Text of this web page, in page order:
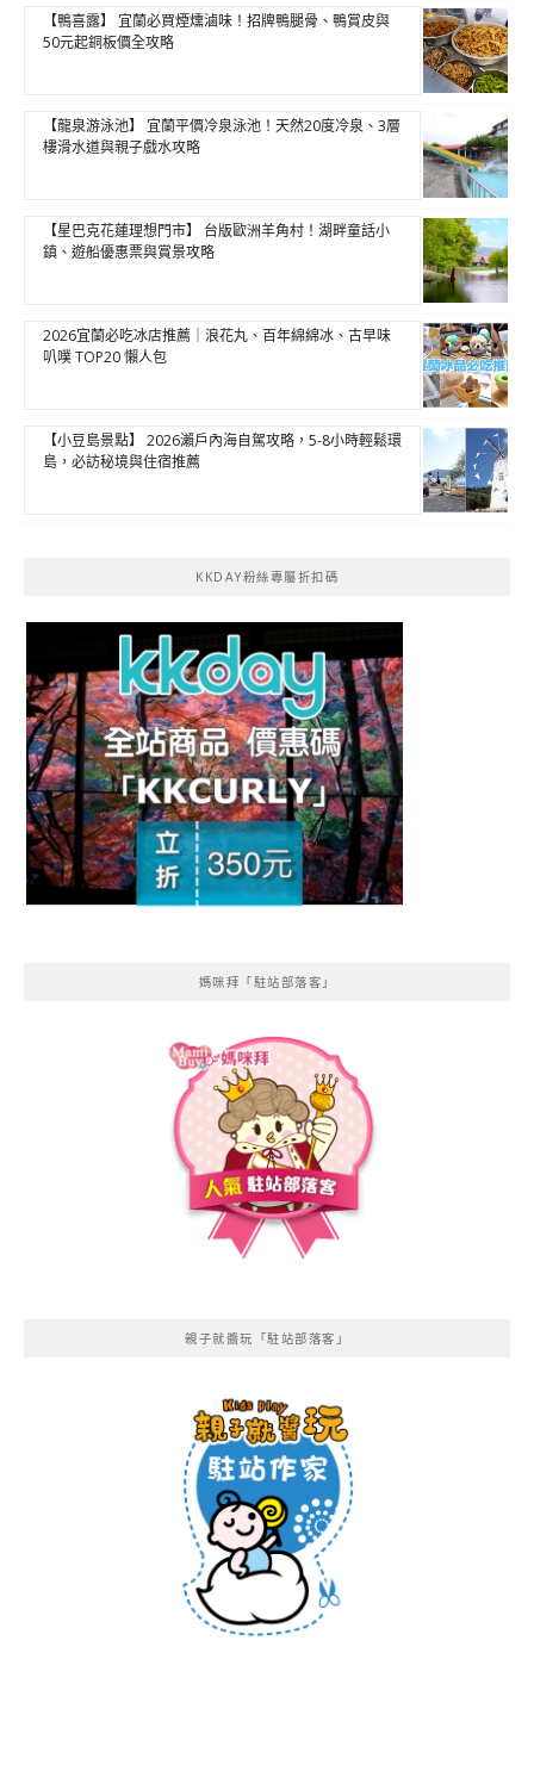
【鴨喜露】 宜蘭必買煙燻滷味！招牌鴨腿骨、鴨賞皮與
50元起銅板價全攻略
【龍泉游泳池】 宜蘭平價冷泉泳池！天然20度冷泉、3層
樓滑水道與親子戲水攻略
【星巴克花蓮理想門市】 台版歐洲羊角村！湖畔童話小
鎮、遊船優惠票與賞景攻略
2026宜蘭必吃冰店推薦｜浪花丸、百年綿綿冰、古早味
叭噗 TOP20 懶人包
【小豆島景點】 2026瀨戶內海自駕攻略，5-8小時輕鬆環
島，必訪秘境與住宿推薦
KKDAY粉絲專屬折扣碼
媽咪拜「駐站部落客」
親子就醬玩「駐站部落客」